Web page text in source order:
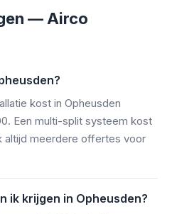
— Airco
kost in Opheusden
Een multi-split systeem kost
altijd meerdere offertes voor
ik krijgen in Opheusden?